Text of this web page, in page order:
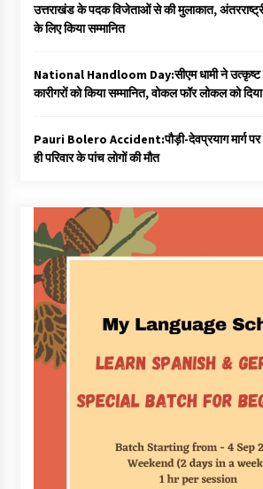
उत्तराखंड के पदक विजेताओं से की मुलाकात,
के लिए किया सम्मानित
National Handloom Day:सीएम धामी ने उत्कृष्ट
कारीगरों को किया सम्मानित, वोकल फॉर लोकल को दिया
Pauri Bolero Accident:पौड़ी-देवप्रयाग मार्ग पर
ही परिवार के पांच लोगों की मौत